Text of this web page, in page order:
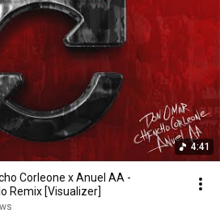
4:41
Corleone x Anuel AA -
Remix [Visualizer]